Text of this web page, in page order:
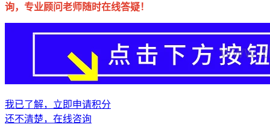
询，专业顾问老师随时在线答疑！
我已了解，立即申请积分
还不清楚，在线咨询